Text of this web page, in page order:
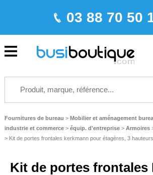
03 88 70 50
Fournitures de bureau > Mobilier et aménagement
industrie et commerce > équip. d'entreprise > Armoires
> Kit de portes frontales kerkmann pour étagères, 3
Kit de portes frontales